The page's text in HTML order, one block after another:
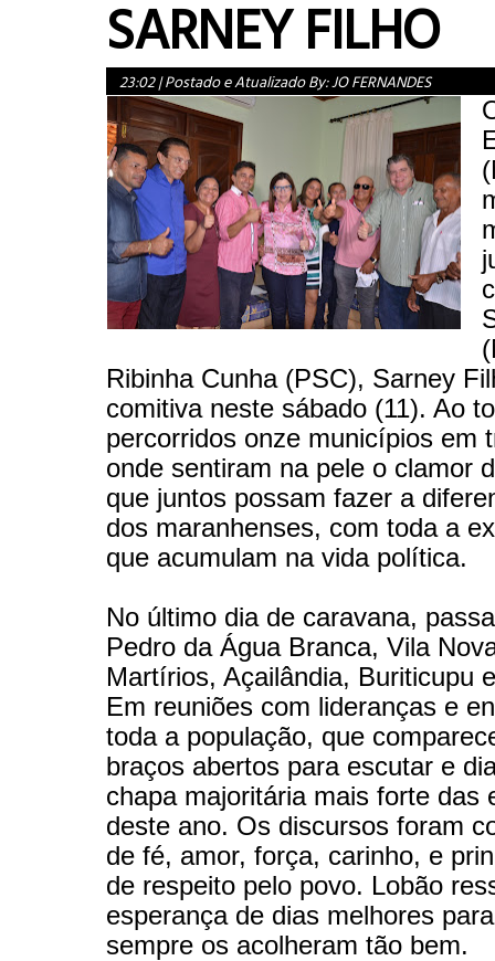
SARNEY FILHO
23:02|Postado e Atualizado By:JO FERNANDES
Ribinha Cunha (PSC), Sarney
comitiva neste sábado (11). Ao
percorridos onze municípios em
onde sentiram na pele o clamor
que juntos possam fazer a
dos maranhenses, com toda a
que acumulam na vida política.
No último dia de caravana,
Pedro da Água Branca, Vila
Martírios, Açailândia, Buriticupu
Em reuniões com lideranças e
toda a população, que
braços abertos para escutar e
chapa majoritária mais forte das
deste ano. Os discursos foram
de fé, amor, força, carinho, e
de respeito pelo povo. Lobão
esperança de dias melhores
sempre os acolheram tão bem.